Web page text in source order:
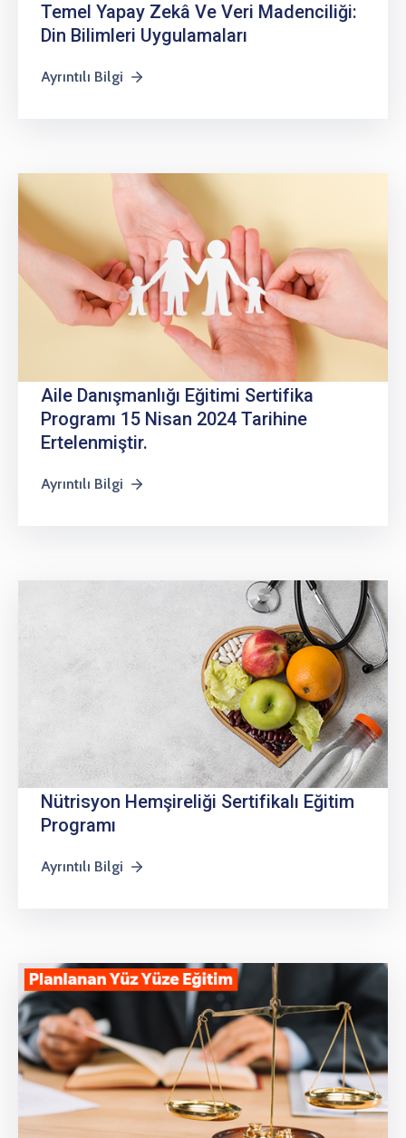
Temel Yapay Zekâ Ve Veri Madenciliği:
Din Bilimleri Uygulamaları
Ayrıntılı Bilgi
Aile Danışmanlığı Eğitimi Sertifika
Programı 15 Nisan 2024 Tarihine
Ertelenmiştir.
Ayrıntılı Bilgi
Nütrisyon Hemşireliği Sertifikalı Eğitim
Programı
Ayrıntılı Bilgi